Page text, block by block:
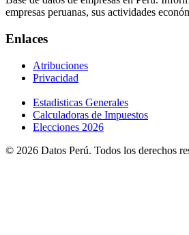
empresas peruanas, sus actividades
Enlaces
Atribuciones
Privacidad
Estadisticas Generales
Calculadoras de Impuestos
Elecciones 2026
© 2026 Datos Perú. Todos los derechos